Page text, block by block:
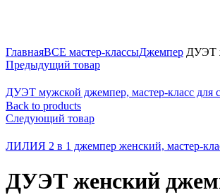
ГлавнаяВСЕ мастер-классыДжемпер ДУЭТ
Предыдущий товар
ДУЭТ мужской джемпер, мастер-класс для
Back to products
Следующий товар
ЛИЛИЯ 2 в 1 джемпер женский, мастер-
ДУЭТ женский